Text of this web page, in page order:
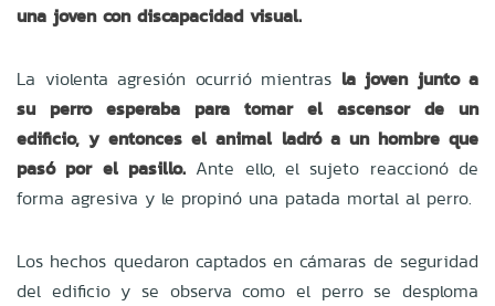
una joven con discapacidad visual.
La violenta agresión ocurrió mientras la joven junto a
su perro esperaba para tomar el ascensor de un
edificio, y entonces el animal ladró a un hombre que
pasó por el pasillo. Ante ello, el sujeto reaccionó de
forma agresiva y le propinó una patada mortal al perro.
Los hechos quedaron captados en cámaras de seguridad
del edificio y se observa como el perro se desploma